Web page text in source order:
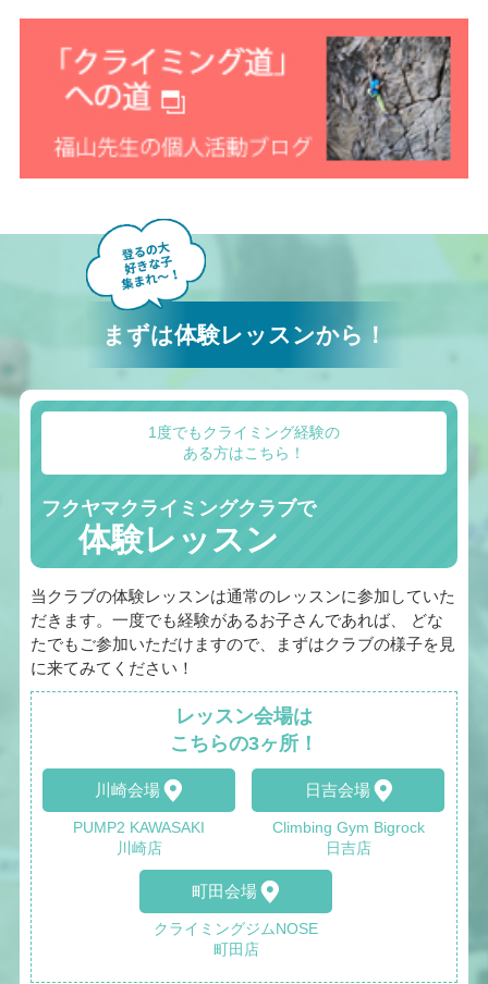
まずは体験レッスンから！
1度でもクライミング経験の
ある方はこちら！
フクヤマクライミングクラブで
体験レッスン
当クラブの体験レッスンは通常のレッスンに参加していた
だきます。一度でも経験があるお子さんであれば、 どな
たでもご参加いただけますので、まずはクラブの様子を見
に来てみてください！
レッスン会場は
こちらの3ヶ所！
川崎会場
PUMP2 KAWASAKI
川崎店
日吉会場
Climbing Gym Bigrock
日吉店
町田会場
クライミングジムNOSE
町田店